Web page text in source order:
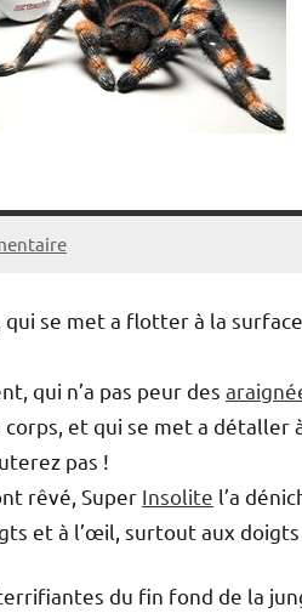
, qui se met a flotter à la
qui n’a pas peur des
et qui se met a
pas !
rêvé, Super Insolite l’a
et à l’œil, surtout aux
du fin fond de la